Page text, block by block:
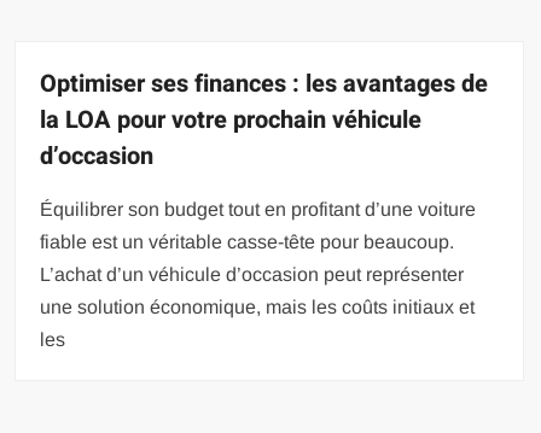
Optimiser ses finances : les avantages de
la LOA pour votre prochain véhicule
d’occasion
Équilibrer son budget tout en profitant d’une voiture
fiable est un véritable casse-tête pour beaucoup.
L’achat d’un véhicule d’occasion peut représenter
une solution économique, mais les coûts initiaux et
les